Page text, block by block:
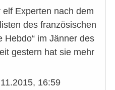
Experten nach dem
des französischen
Hebdo“ im Jänner des
gestern hat sie mehr
16:59